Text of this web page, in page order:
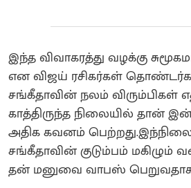
இந்த விவாகரத்து வழக்கு
என விஜய் ரசிகர்கள்
சங்கீதாவின் நலம் விரும்பிகள்
காத்திருந்த நிலையில் தான்
அதிக கவனம்
சங்கீதாவின் குடும்பம்
தன் மனுவை வாபஸ் பெறுவதாக